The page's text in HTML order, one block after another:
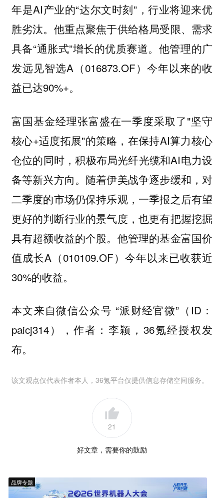
年是AI产业的“达尔文时刻”，行业将迎来优
胜劣汰。他重点聚焦于供给格局受限、需求
具备“通胀式”增长的优质赛道。他管理的广
发远见智选A（016873.OF）今年以来的收
益已达90%+。
富国基金经理张富盛在一季度采取了"坚守
核心+适度拓展"的策略，在保持AI算力核心
仓位的同时，积极布局光纤光缆和AI电力设
备等新兴方向。随着伊美战争逐步缓和，对
二季度的市场仍保持乐观，一季报之后有望
更好的判断行业的景气度，也更有把握挖掘
具有超额收益的个股。他管理的基金富国价
值成长A（010109.OF）今年以来已收获近
30%的收益。
本文来自微信公众号 “派财经官微”（ID：
paicj314），作者：李颖，36氪经授权发
布。
该文观点仅代表作者本人，36氪平台仅提供信息存储空间服务。
21
好文章，需要你的鼓励
品牌专题